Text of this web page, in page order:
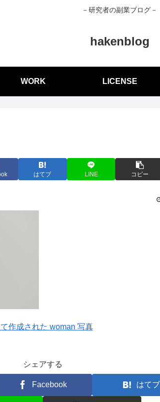
－研究者の副業ブログ－
hakenblog
WORK LICENSE
はてブ LINE コピー
作成された woman 写真
シェアする
Facebook はてブ